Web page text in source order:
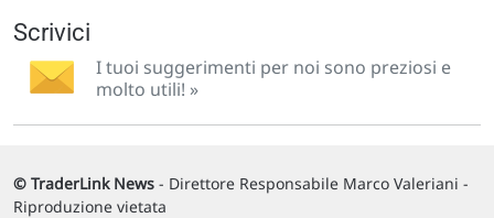
Scrivici
I tuoi suggerimenti per noi sono preziosi e
molto utili! »
© TraderLink News - Direttore Responsabile Marco Valeriani -
Riproduzione vietata